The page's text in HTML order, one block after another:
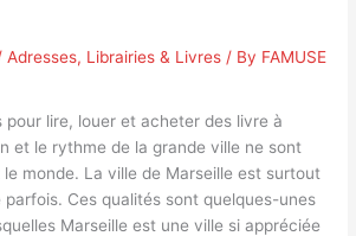
Adresses, Librairies & Livres / By FAMUSE
pour lire, louer et acheter des livre à
et le rythme de la grande ville ne sont
monde. La ville de Marseille est surtout
Ces qualités sont quelques-unes
Marseille est une ville si appréciée